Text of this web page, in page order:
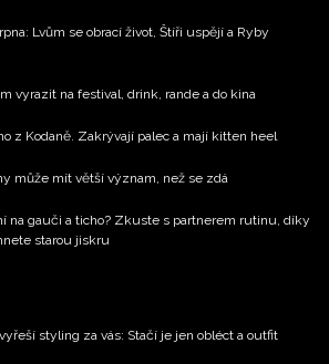
Extra s.r.o.
, zaškrtněte toto pole.
Lvům se obrací život, Štíři uspějí a Ryby
vyrazit na festival, drink, rande a do kina
z Kodaně. Zakrývají palec a mají kitten heel
může mít větší význam, než se zdá
na gauči a ticho? Zkuste s partnerem rutinu, díky
starou jiskru
styling za vás: Stačí je jen obléct a outfit